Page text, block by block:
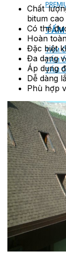
TẤM
TẤM
TẤM
TẤM
MÁI
GỖ
GỖ
VÁN
Chất
bitum
Có thể
Hoàn
Đặc biệt
Đa dạng
Áp dụng
Dễ dàng
Phù hợp